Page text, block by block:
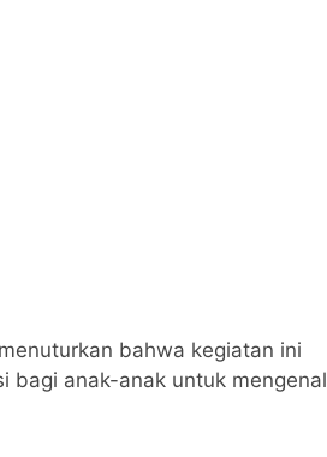
bahwa kegiatan ini
bagi anak-anak untuk mengenal